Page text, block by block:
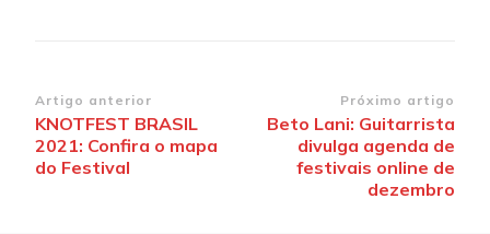
Navegação
de
post
Artigo anterior
KNOTFEST BRASIL
2021: Confira o mapa
do Festival
Próximo artigo
Beto Lani: Guitarrista
divulga agenda de
festivais online de
dezembro